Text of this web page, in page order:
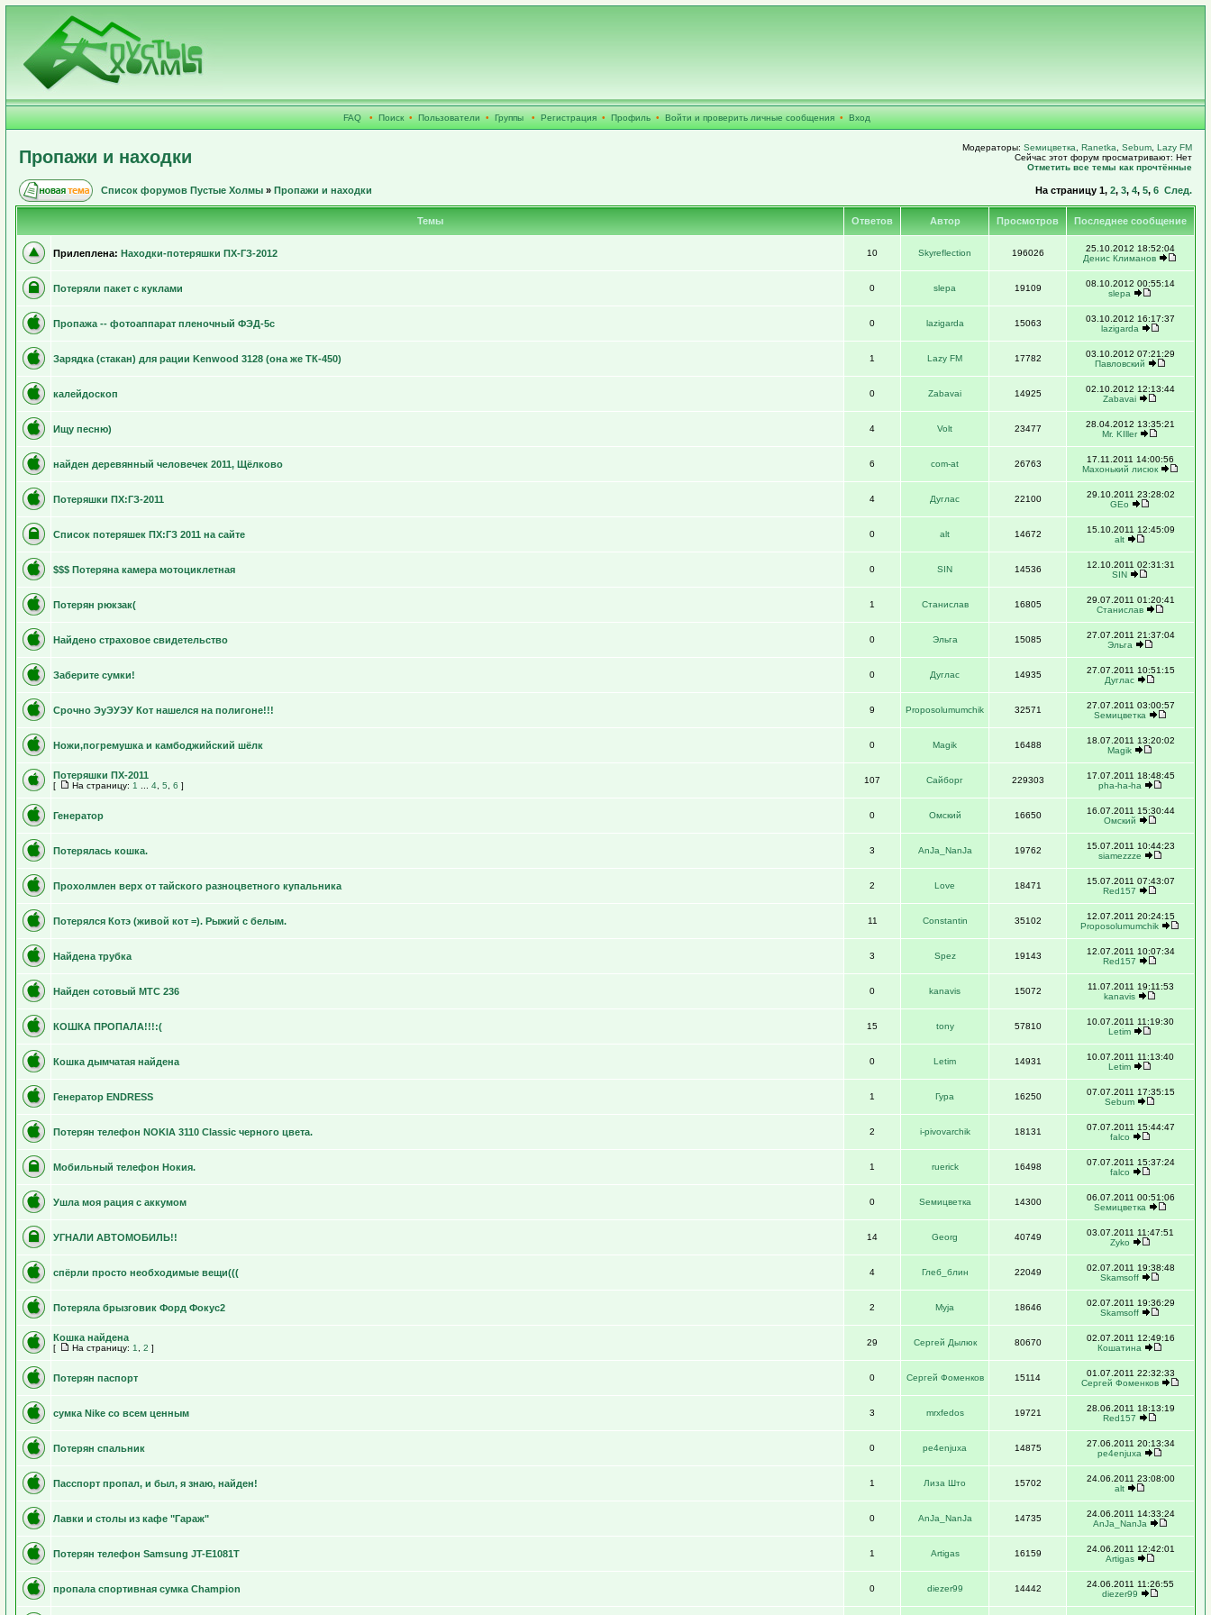
FAQ • Поиск • Пользователи • Группы • Регистрация • Профиль • Войти и проверить личные сообщения • Вход
Пропажи и находки Модераторы: Sемицветка Ranetka Sebum Lazy FM
Сейчас этот форум просматривают: Нет
Отметить все темы как прочтённые
Список форумов Пустые Холмы » Пропажи и находки На страницу 1, 2, 3, 4, 5, 6 След.
Темы Ответов Автор Просмотров Последнее сообщение
Прилеплена: Находки-потеряшки ПХ-ГЗ-2012 10 Skyreflection 196026
25.10.2012 18:52:04
Денис Климанов
Потеряли пакет с куклами 0 slepa 19109
08.10.2012 00:55:14
slepa
Пропажа -- фотоаппарат пленочный ФЭД-5с 0 lazigarda 15063
03.10.2012 16:17:37
lazigarda
Зарядка (стакан) для рации Kenwood 3128 (она же ТК-450) 1 Lazy FM 17782
03.10.2012 07:21:29
Павловский
калейдоскоп 0 Zabavai 14925
02.10.2012 12:13:44
Zabavai
Ищу песню) 4 Volt 23477
28.04.2012 13:35:21
Mr. KIller
найден деревянный человечек 2011, Щёлково 6 com-at 26763
17.11.2011 14:00:56
Махонький лисюк
Потеряшки ПХ:ГЗ-2011 4 Дуглас 22100
29.10.2011 23:28:02
GEo
Список потеряшек ПХ:ГЗ 2011 на сайте 0 alt 14672
15.10.2011 12:45:09
alt
$$$ Потеряна камера мотоциклетная 0 SIN 14536
12.10.2011 02:31:31
SIN
Потерян рюкзак( 1 Станислав 16805
29.07.2011 01:20:41
Станислав
Найдено страховое свидетельство 0 Эльга 15085
27.07.2011 21:37:04
Эльга
Заберите сумки! 0 Дуглас 14935
27.07.2011 10:51:15
Дуглас
Срочно ЭуЭУЭУ Кот нашелся на полигоне!!! 9 Proposolumumchik 32571
27.07.2011 03:00:57
Sемицветка
Ножи,погремушка и камбоджийский шёлк 0 Magik 16488
18.07.2011 13:20:02
Magik
Потеряшки ПХ-2011
[ На страницу: 1 4 5 6 ]
107 Сайборг 229303
17.07.2011 18:48:45
pha-ha-ha
Генератор 0 Омский 16650
16.07.2011 15:30:44
Омский
Потерялась кошка. 3 AnJa_NanJa 19762
15.07.2011 10:44:23
siamezzze
Прохолмлен верх от тайского разноцветного купальника 2 Love 18471
15.07.2011 07:43:07
Red157
Потерялся Котэ (живой кот =). Рыжий с белым. 11 Constantin 35102
12.07.2011 20:24:15
Proposolumumchik
Найдена трубка 3 Spez 19143
12.07.2011 10:07:34
Red157
Найден сотовый МТС 236 0 kanavis 15072
11.07.2011 19:11:53
kanavis
КОШКА ПРОПАЛА!!!:( 15 tony 57810
10.07.2011 11:19:30
Letim
Кошка дымчатая найдена 0 Letim 14931
10.07.2011 11:13:40
Letim
Генератор ENDRESS 1 Гура 16250
07.07.2011 17:35:15
Sebum
Потерян телефон NOKIA 3110 Classic черного цвета. 2 i-pivovarchik 18131
07.07.2011 15:44:47
falco
Мобильный телефон Нокия. 1 ruerick 16498
07.07.2011 15:37:24
falco
Ушла моя рация с аккумом 0 Sемицветка 14300
06.07.2011 00:51:06
Sемицветка
УГНАЛИ АВТОМОБИЛЬ!! 14 Georg 40749
03.07.2011 11:47:51
Zyko
спёрли просто необходимые вещи((( 4 Глеб_блин 22049
02.07.2011 19:38:48
Skamsoff
Потеряла брызговик Форд Фокус2 2 Myja 18646
02.07.2011 19:36:29
Skamsoff
Кошка найдена
[ На страницу: 1 2 ]
29 Сергей Дылюк 80670
02.07.2011 12:49:16
Кошатина
Потерян паспорт 0 Сергей Фоменков 15114
01.07.2011 22:32:33
Сергей Фоменков
сумка Nike со всем ценным 3 mrxfedos 19721
28.06.2011 18:13:19
Red157
Потерян спальник 0 pe4enjuxa 14875
27.06.2011 20:13:34
pe4enjuxa
Пасспорт пропал, и был, я знаю, найден! 1 Лиза Што 15702
24.06.2011 23:08:00
alt
Лавки и столы из кафе "Гараж" 0 AnJa_NanJa 14735
24.06.2011 14:33:24
AnJa_NanJa
Потерян телефон Samsung JT-E1081T 1 Artigas 16159
24.06.2011 12:42:01
Artigas
пропала спортивная сумка Champion 0 diezer99 14442
24.06.2011 11:26:55
diezer99